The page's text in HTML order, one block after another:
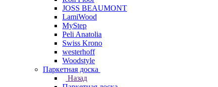
JOSS BEAUMONT
LamiWood
MyStep
Peli Anatolia
Swiss Krono
westerhoff
Woodstyle
Паркетная доска
Назад